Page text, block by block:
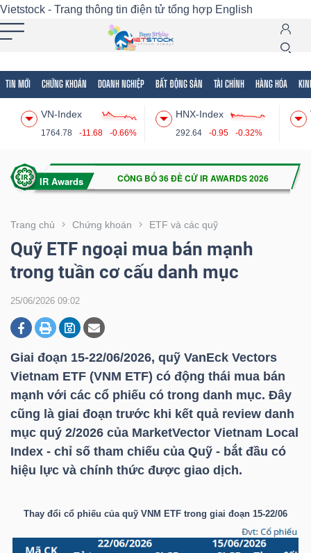
Vietstock - Trang thông tin điện tử tổng hợp English
TIN MỚI CHỨNG KHOÁN DOANH NGHIỆP BẤT ĐỘNG SẢN TÀI CHÍNH HÀNG HÓA
VN-Index
1764.78 -11.68 -0.66%
HNX-Index
292.64 -0.95 -0.32%
Trang chủ Chứng khoán ETF và các quỹ
Quỹ ETF ngoại mua bán mạnh
trong tuần cơ cấu danh mục
25/06/2026 09:02
Giai đoạn 15-22/06/2026, quỹ VanEck Vectors
Vietnam ETF (VNM ETF) có động thái mua bán
mạnh với các cổ phiếu có trong danh mục. Đây
cũng là giai đoạn trước khi kết quả review danh
mục quý 2/2026 của MarketVector Vietnam Local
Index - chỉ số tham chiếu của Quỹ - bắt đầu có
hiệu lực và chính thức được giao dịch.
Thay đổi cổ phiếu của quỹ VNM ETF trong giai đoạn 15-22/06
Tất cả Tính năng Ngành Mã chứng khoán
Tính
(-)
VIETSTOCK
CHỨNG
DOANH
NGHIỆP
BẤT
TÀI